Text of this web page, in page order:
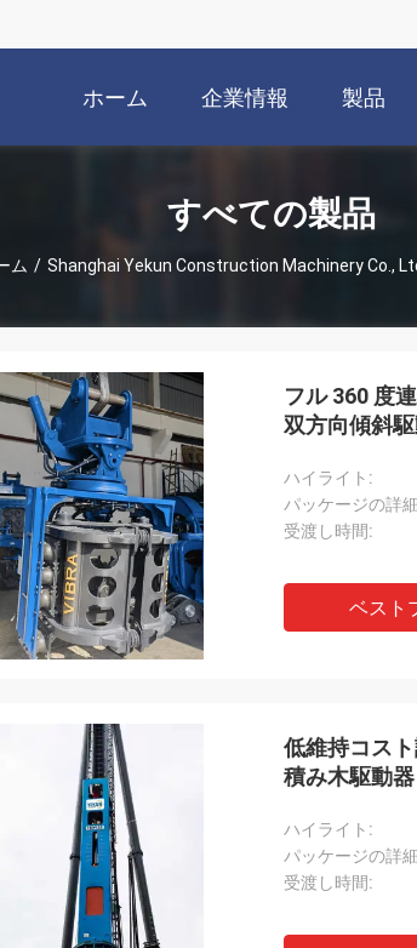
ホーム 企業情報 製品
すべての製品
ム / Shanghai Yekun Construction Machinery Co.,
フル 360 度
双方向傾斜
ハイライト:
パッケージの詳
受渡し時間:
ベスト
低維持コス
積み木駆動器
ハイライト:
パッケージの詳
受渡し時間: